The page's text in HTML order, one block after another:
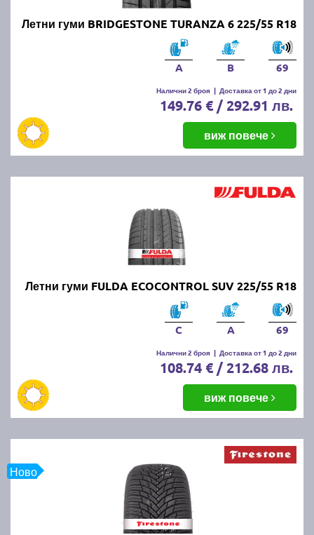
Летни гуми BRIDGESTONE TURANZA 6 225/55 R18
A B 69
Налични 2 броя | Доставка от 1 до 2 дни
149.76 € / 292.91 лв.
виж повече
Летни гуми FULDA ECOCONTROL SUV 225/55 R18
C A 69
Налични 2 броя | Доставка от 1 до 2 дни
108.74 € / 212.68 лв.
виж повече
Ново